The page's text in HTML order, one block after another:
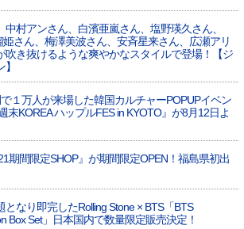
中村アンさん、白濱亜嵐さん、塩野瑛久さん、
姫さん、梅澤美波さん、安斉星来さん、広瀬アリ
吹き抜けるような爽やかなスタイルで登場！【ジ
で１万人が来場した韓国カルチャーPOPUPイベン
末KOREA ハップルFES in KYOTO』が8月12日よ
期間限定SHOP』が期間限定OPEN！福島県初出
となり即完したRolling Stone × BTS「BTS
Box Set」日本国内で数量限定販売決定！